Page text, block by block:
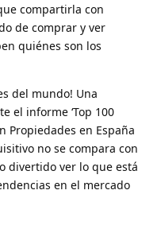
compartirla con
de comprar y ver
quiénes son los
del mundo! Una
el informe ‘Top 100
Propiedades en España
no se compara con
divertido ver lo que está
en el mercado